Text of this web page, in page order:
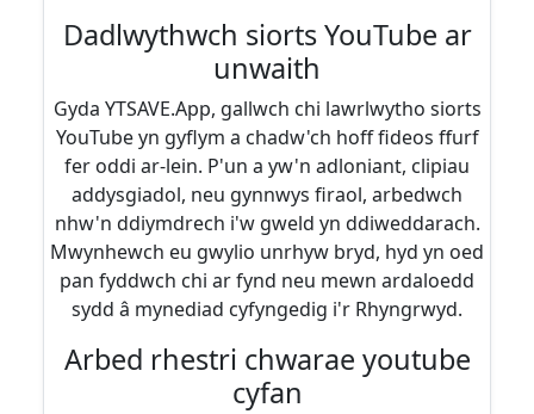
Dadlwythwch siorts YouTube ar
unwaith
Gyda YTSAVE.App, gallwch chi lawrlwytho siorts
YouTube yn gyflym a chadw'ch hoff fideos ffurf
fer oddi ar-lein. P'un a yw'n adloniant, clipiau
addysgiadol, neu gynnwys firaol, arbedwch
nhw'n ddiymdrech i'w gweld yn ddiweddarach.
Mwynhewch eu gwylio unrhyw bryd, hyd yn oed
pan fyddwch chi ar fynd neu mewn ardaloedd
sydd â mynediad cyfyngedig i'r Rhyngrwyd.
Arbed rhestri chwarae youtube
cyfan